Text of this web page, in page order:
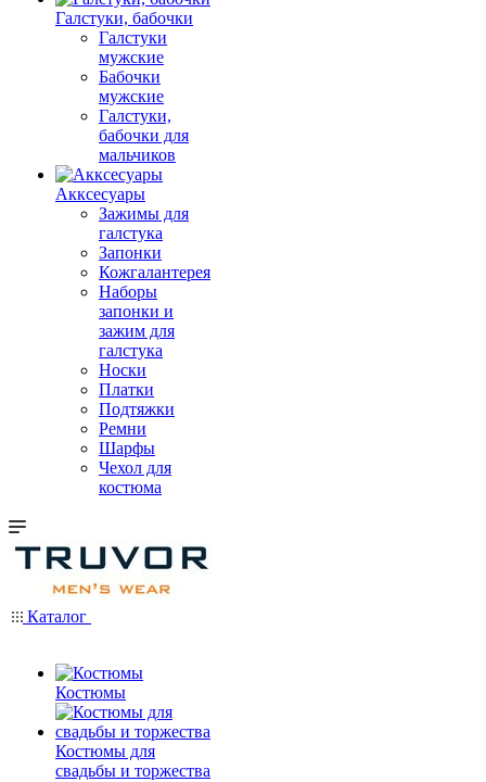
Галстуки, бабочки
Галстуки
мужские
Бабочки
мужские
Галстуки,
бабочки для
мальчиков
Акксесуары
Зажимы для
галстука
Запонки
Кожгалантерея
Наборы
запонки и
зажим для
галстука
Носки
Платки
Подтяжки
Ремни
Шарфы
Чехол для
костюма
Каталог
Костюмы
Костюмы для
свадьбы и торжества